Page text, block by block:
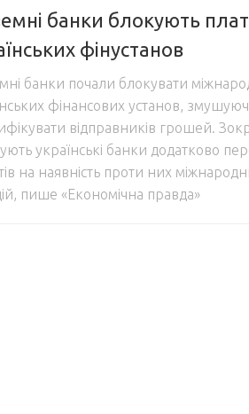
банки блокують
фінустанов
банки почали блокувати
фінансових установ,
відправників грошей.
українські банки додатково
на наявність проти них
пише «Економічна правда»